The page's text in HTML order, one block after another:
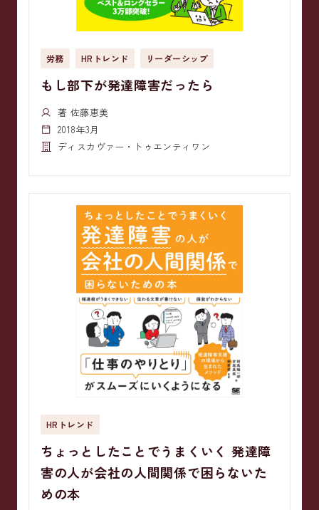
労務 HRトレンド リーダーシップ
もし部下が発達障害だったら
著 佐藤恵美
2018年3月
ディスカヴァー・トゥエンティワン
HRトレンド
ちょっとしたことでうまくいく 発達障
害の人が会社の人間関係で困らないた
めの本